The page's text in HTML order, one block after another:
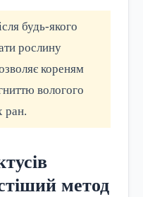
будь-якого
рослину
кореням
вологого
ран.
метод